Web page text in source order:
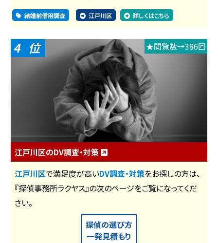
結婚前信用調査 江戸川区 詳しくはこちら
4 ★閲覧数→386回
江戸川区のDV調査・対策
江戸川区で満足度が高いDV調査・対策をお探しの方は、
『探偵事務所ラクヤス』の次のページをご覧になってくだ
さい。
探偵の選び方
一発見積もり